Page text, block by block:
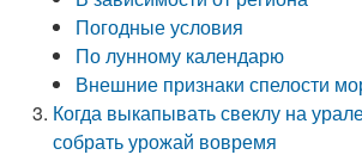
Погодные условия
По лунному календарю
Внешние признаки спелости
Когда выкапывать свеклу на
собрать урожай вовремя